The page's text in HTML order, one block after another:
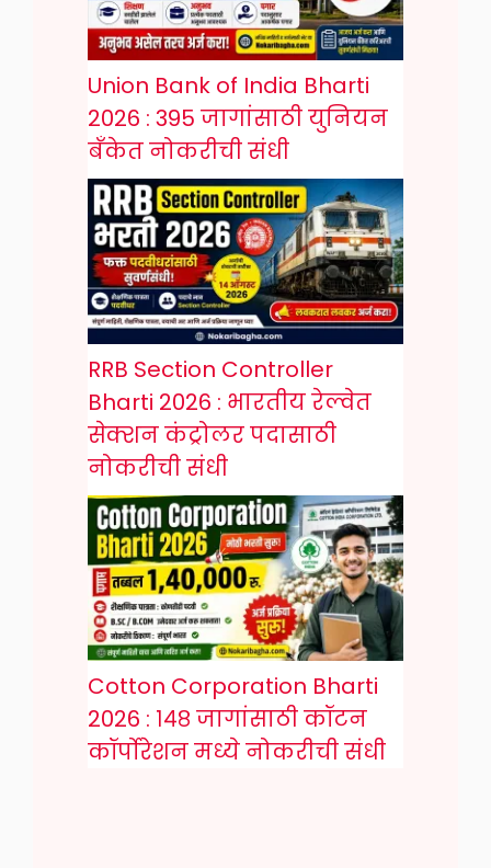
Union Bank of India Bharti
2026 : 395 जागांसाठी युनियन
बँकेत नोकरीची संधी
RRB Section Controller
Bharti 2026 : भारतीय रेल्वेत
सेक्शन कंट्रोलर पदासाठी
नोकरीची संधी
Cotton Corporation Bharti
2026 : १४८ जागांसाठी कॉटन
कॉर्पोरेशन मध्ये नोकरीची संधी